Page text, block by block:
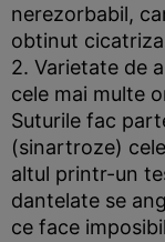
nerezorbabil,
obtinut
2. Varietate de
cele mai multe
Suturile fac
(sinartroze)
altul printr-un
dantelate se
ce face